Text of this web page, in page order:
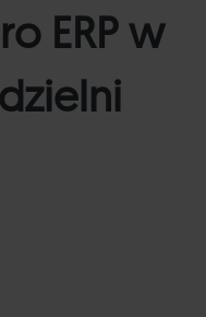
ERP w